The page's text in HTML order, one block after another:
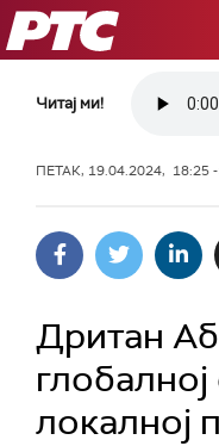
РТС
Читај ми!
ПЕТАК, 19.04.2024, 18:25
Дритан
локалној